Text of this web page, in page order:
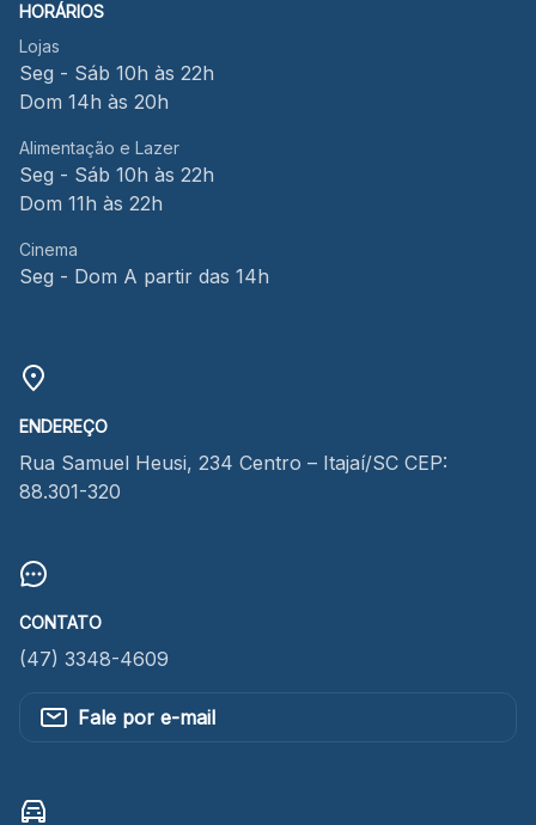
HORÁRIOS
Lojas
Seg - Sáb 10h às 22h
Dom 14h às 20h
Alimentação e Lazer
Seg - Sáb 10h às 22h
Dom 11h às 22h
Cinema
Seg - Dom A partir das 14h
ENDEREÇO
Rua Samuel Heusi, 234 Centro – Itajaí/SC CEP:
88.301-320
CONTATO
(47) 3348-4609
Fale por e-mail